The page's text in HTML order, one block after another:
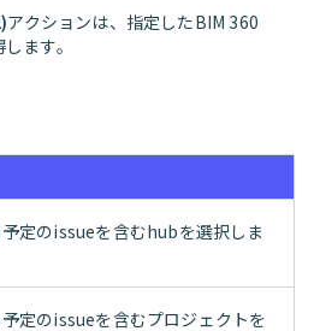
アクションは、指定したBIM 360
ます。
定のissueを含むhubを選択しま
定のissueを含むプロジェクトを